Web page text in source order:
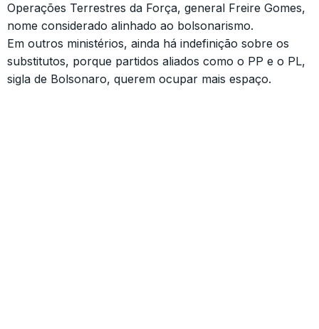
Operações Terrestres da Força, general Freire Gomes,
nome considerado alinhado ao bolsonarismo.
Em outros ministérios, ainda há indefinição sobre os
substitutos, porque partidos aliados como o PP e o PL,
sigla de Bolsonaro, querem ocupar mais espaço.